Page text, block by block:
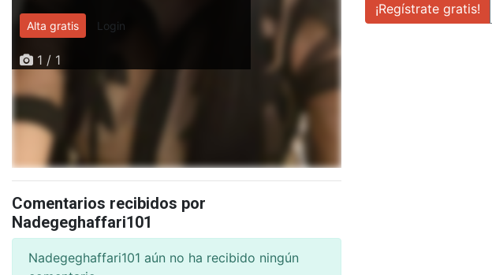
Alta gratis Login
1 / 1
Comentarios recibidos por
Nadegeghaffari101
Nadegeghaffari101 aún no ha recibido ningún
¡Regístrate gratis!